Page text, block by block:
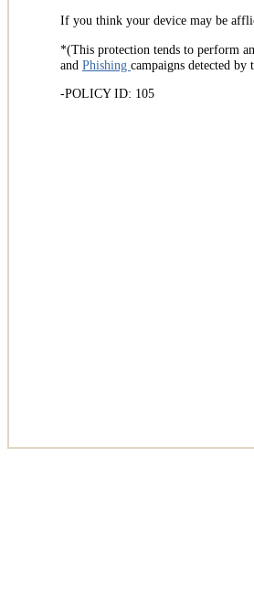
If you think your device may be
*(This protection tends to perform
and Phishing campaigns detected
-POLICY ID: 105